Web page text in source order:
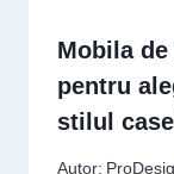
Mobila
pentru
stilul
Autor: